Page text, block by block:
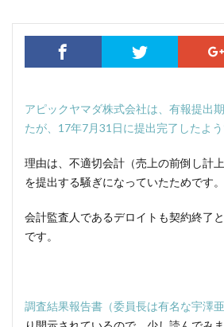
アピックヤマダ株式会社は、有報提出
たが、17年7月31日に提出完了したよう
理由は、不適切会計（売上の前倒し計
を提出する騒ぎになっていたためです。
会計監査人であるデロイトも契約終了
です。
調査結果報告書（委員長は有名な宇澤亜